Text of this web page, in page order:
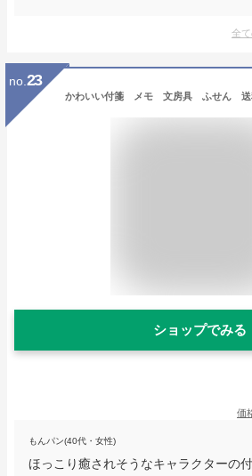
全
no. 23
ショップでみる
価
もんパン(40代・女性)
ほっこり癒されそうなキャラクターの